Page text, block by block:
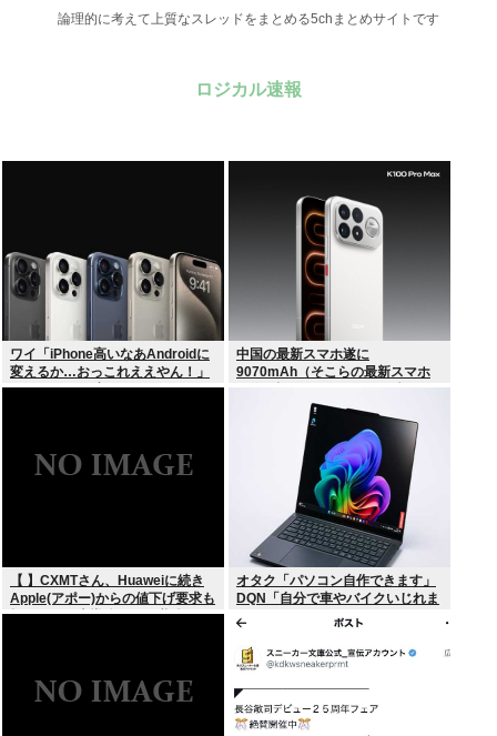
論理的に考えて上質なスレッドをまとめる5chまとめサイトです
ロジカル速報
ワイ「iPhone高いなあAndroidに
変えるか…おっこれええやん！」
→iPhoneより高い
中国の最新スマホ遂に
9070mAh（そこらの最新スマホ
の約2倍）のバッテリーを積んで
【 】CXMTさん、Huaweiに続き
Apple(アポー)からの値下げ要求も
拒否！！！半導体バボー継続
オタク「パソコン自作できます」
DQN「自分で車やバイクいじれま
す」